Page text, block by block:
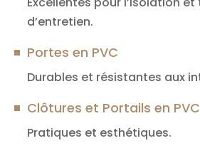
d’entretien.
Portes en PVC
Durables et résistantes aux
Clôtures et Portails en PVC
Pratiques et esthétiques.